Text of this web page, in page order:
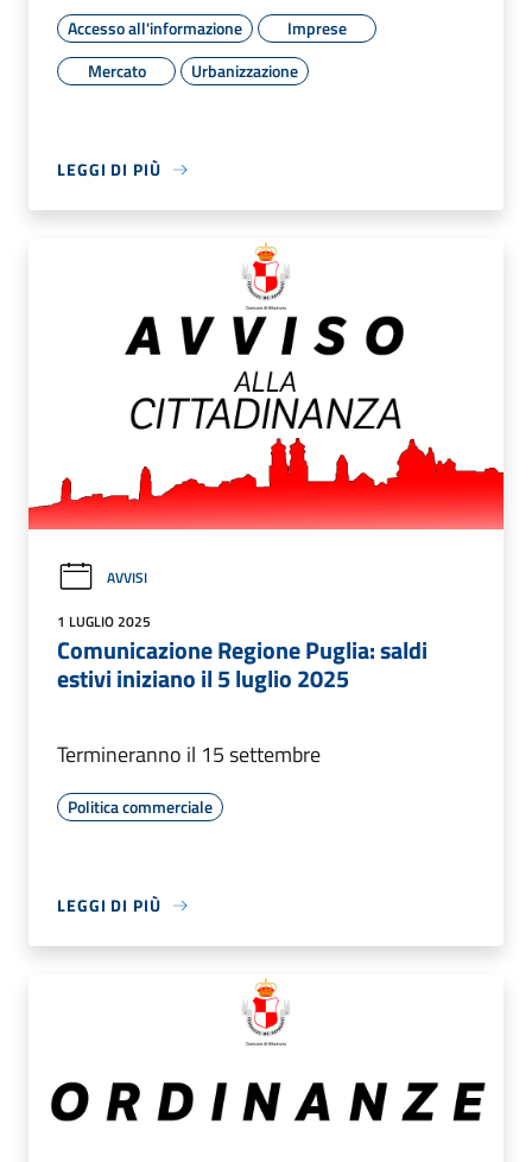
Accesso all'informazione
Imprese
Mercato
Urbanizzazione
LEGGI DI PIÙ
AVVISI
1 LUGLIO 2025
Comunicazione Regione Puglia: saldi
estivi iniziano il 5 luglio 2025
Termineranno il 15 settembre
Politica commerciale
LEGGI DI PIÙ